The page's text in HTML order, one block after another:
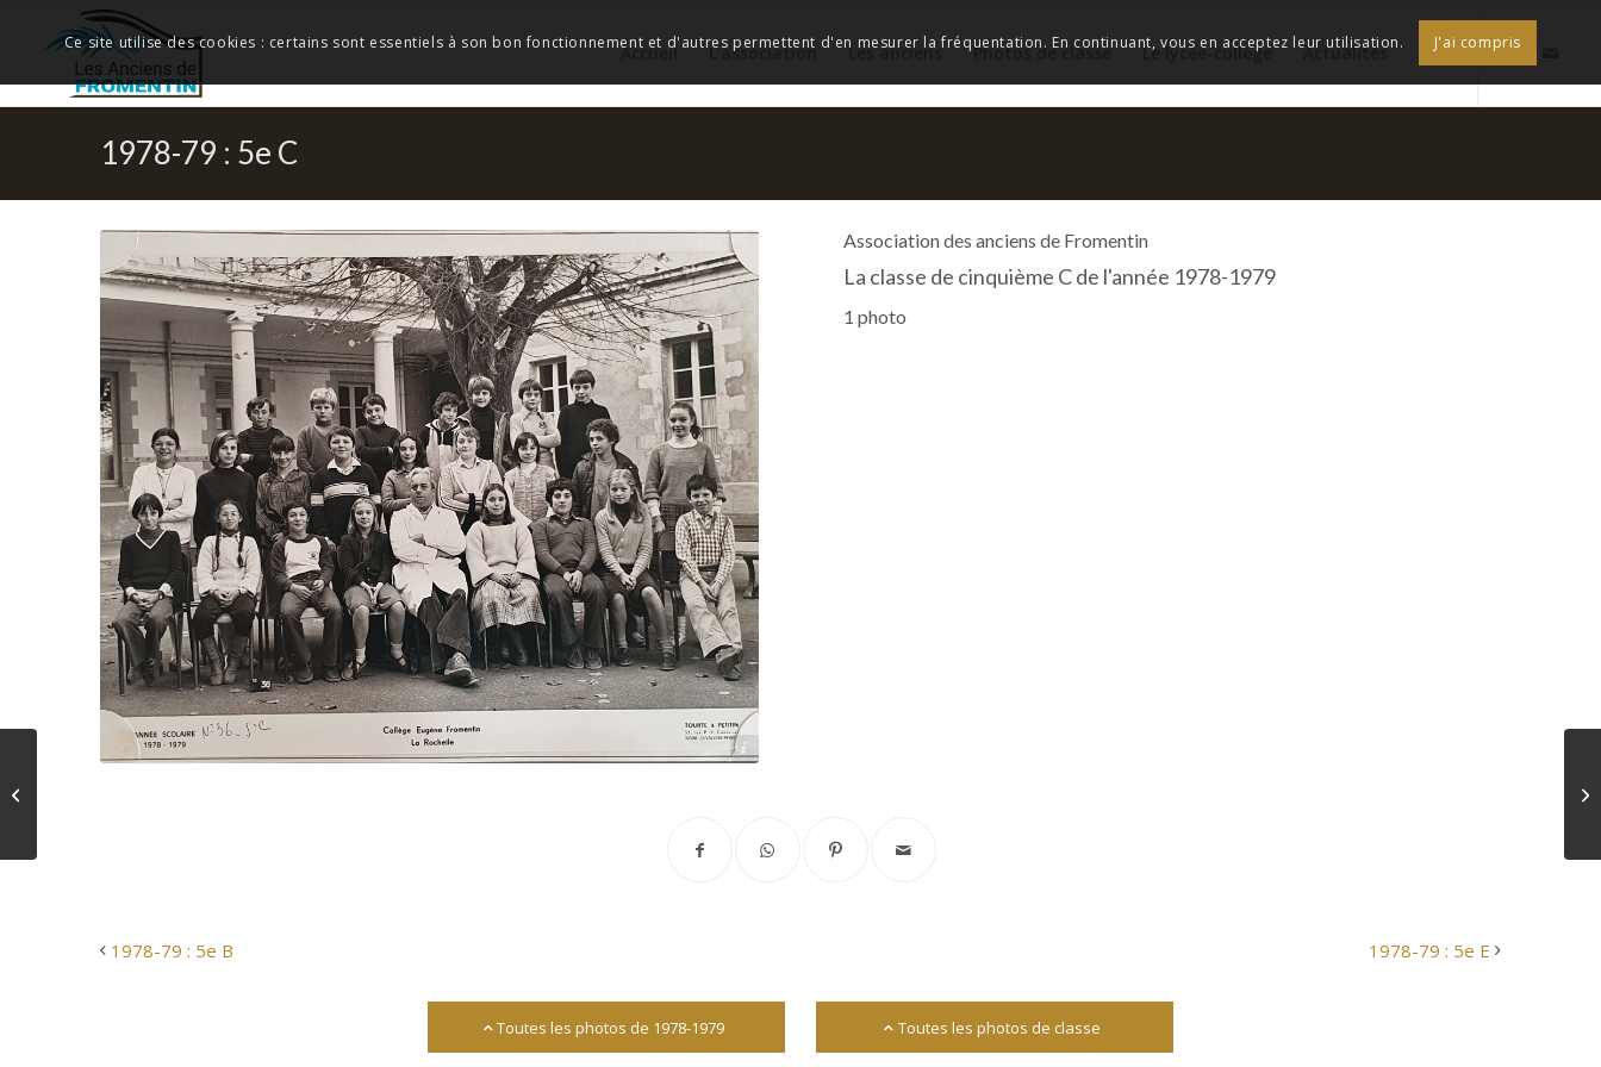
Accueil L’association Les anciens Photos de classe Le lycée-collège Actualités
1978-79 : 5e C
Archives départementales 17
Association des anciens de Fromentin
La classe de cinquième C de l'année 1978-1979
1 photo
1978-79 : 5e B 1978-79 : 5e E
Toutes les photos de 1978-1979 Toutes les photos de classe
Ce site utilise des cookies : certains sont essentiels à son bon fonctionnement et d'autres permettent d'en mesurer la fréquentation. En continuant, vous en acceptez leur utilisation. J'ai compris